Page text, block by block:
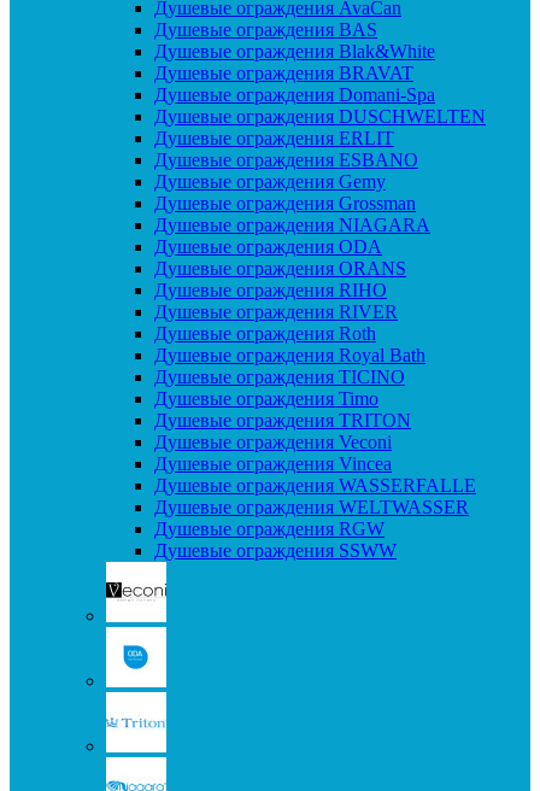
Душевые ограждения AvaCan
Душевые ограждения BAS
Душевые ограждения Blak&White
Душевые ограждения BRAVAT
Душевые ограждения Domani-Spa
Душевые ограждения DUSCHWELTEN
Душевые ограждения ERLIT
Душевые ограждения ESBANO
Душевые ограждения Gemy
Душевые ограждения Grossman
Душевые ограждения NIAGARA
Душевые ограждения ODA
Душевые ограждения ORANS
Душевые ограждения RIHO
Душевые ограждения RIVER
Душевые ограждения Roth
Душевые ограждения Royal Bath
Душевые ограждения TICINO
Душевые ограждения Timo
Душевые ограждения TRITON
Душевые ограждения Veconi
Душевые ограждения Vincea
Душевые ограждения WASSERFALLE
Душевые ограждения WELTWASSER
Душевые ограждения RGW
Душевые ограждения SSWW